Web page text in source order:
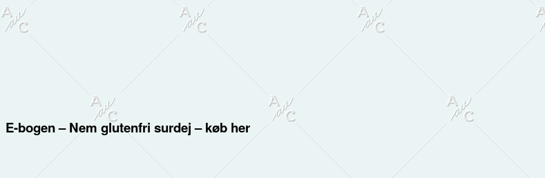
E-bogen – Nem glutenfri surdej – køb her